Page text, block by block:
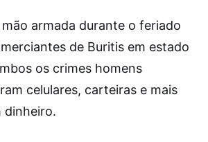
armada durante o feriado
de Buritis em estado
os crimes homens
celulares, carteiras e mais
dinheiro.